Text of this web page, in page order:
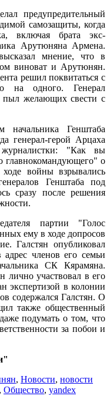
предупредительный
самозащиты, когда
включая брата экс-
Арутюняна Армена.
мнение, что в
виноват и Арутюнян.
решил поквитаться с
на одного. Генерал
пыл желающих свести с
Генштаба
генерал-герой Арцаха
"Как вы
главнокомандующего" о
войны взрывались
Генштаба под
сразу после решения
партии "Голос
ему в ходе допросов
Галстян опубликовал
членов его семьи
СК Кярамяна.
лично участвовал в его
экспертизой в колонии
содержался Галстян. О
также общественный
подумать о том, что
за побои и
, Новости, новости
, Общество, yandex